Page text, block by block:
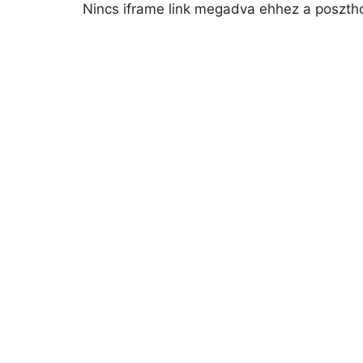
Nincs iframe link megadva ehhez a